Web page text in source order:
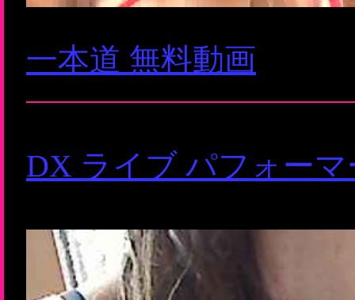
一本道 無料動画
DX ライブ パフォー